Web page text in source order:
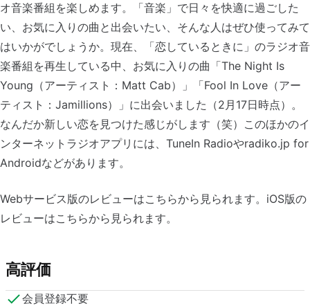
オ音楽番組を楽しめます。「音楽」で日々を快適に過ごした
い、お気に入りの曲と出会いたい、そんな人はぜひ使ってみて
はいかがでしょうか。現在、「恋しているときに」のラジオ音
楽番組を再生している中、お気に入りの曲「The Night Is
Young（アーティスト：Matt Cab）」「Fool In Love（アー
ティスト：Jamillions）」に出会いました（2月17日時点）。
なんだか新しい恋を見つけた感じがします（笑）このほかのイ
ンターネットラジオアプリには、TuneIn Radioやradiko.jp for
Androidなどがあります。
Webサービス版のレビューはこちらから見られます。iOS版の
レビューはこちらから見られます。
高評価
会員登録不要